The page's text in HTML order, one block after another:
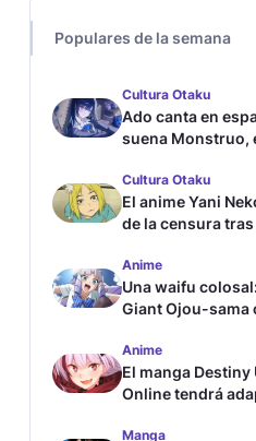
Populares de la semana
Cultura Otaku
Ado canta en
suena Monstruo,
Cultura Otaku
El anime Yani
de la censura
Anime
Una waifu
Giant Ojou-sama
Anime
El manga Destiny
Online tendrá
Manga